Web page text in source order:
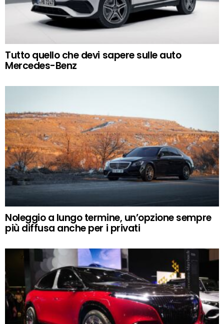
Tutto quello che devi sapere sulle auto
Mercedes-Benz
Noleggio a lungo termine, un’opzione sempre
più diffusa anche per i privati